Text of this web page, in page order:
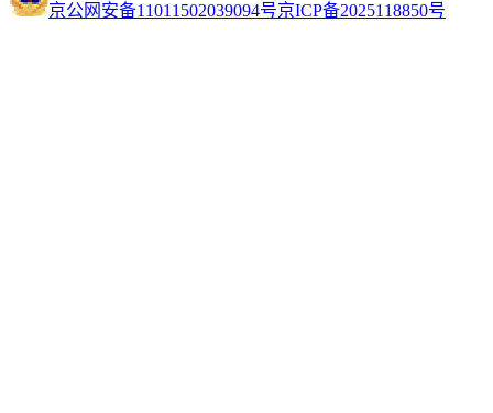
京公网安备11011502039094号京ICP备2025118850号